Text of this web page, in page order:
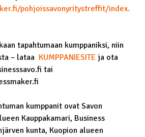
pohjoissavonyritystreffit/index.
tapahtumaan kumppaniksi, niin
– lataa KUMPPANIESITE ja ota
tai
kumppanit ovat Savon
Kauppakamari, Business
kunta, Kuopion alueen